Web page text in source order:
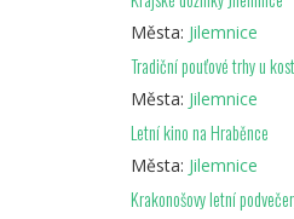
Města: Jilemnice
Tradiční pouťové trhy u
Města: Jilemnice
Letní kino na Hraběnce
Města: Jilemnice
Krakonošovy letní